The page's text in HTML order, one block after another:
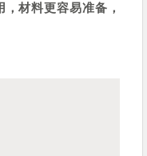
材料更容易准备，